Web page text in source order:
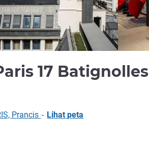
17 Batignolles
Prancis - Lihat peta